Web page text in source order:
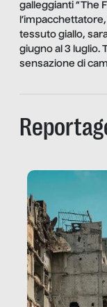
galleggianti “The
tessuto giallo,
giugno al 3 luglio.
sensazione di